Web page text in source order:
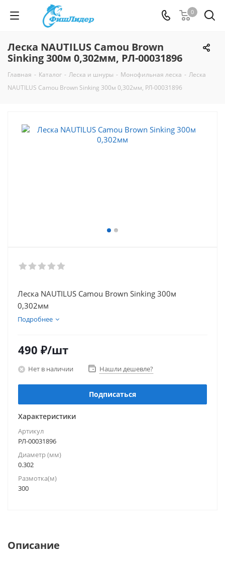
0
Леска NAUTILUS Camou Brown
Sinking 300м 0,302мм, РЛ-00031896
Главная - Каталог - Леска и шнуры - Монофильная леска - Леска
NAUTILUS Camou Brown Sinking 300м 0,302мм, РЛ-00031896
Леска NAUTILUS Camou Brown Sinking 300м
0,302мм
Подробнее
490 ₽/шт
Нет в наличии Нашли дешевле?
Подписаться
Характеристики
Артикул
РЛ-00031896
Диаметр (мм)
0.302
Размотка(м)
300
Описание